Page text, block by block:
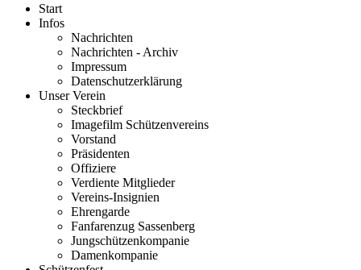
Start
Infos
Nachrichten
Nachrichten - Archiv
Impressum
Datenschutzerklärung
Unser Verein
Steckbrief
Imagefilm Schützenvereins
Vorstand
Präsidenten
Offiziere
Verdiente Mitglieder
Vereins-Insignien
Ehrengarde
Fanfarenzug Sassenberg
Jungschützenkompanie
Damenkompanie